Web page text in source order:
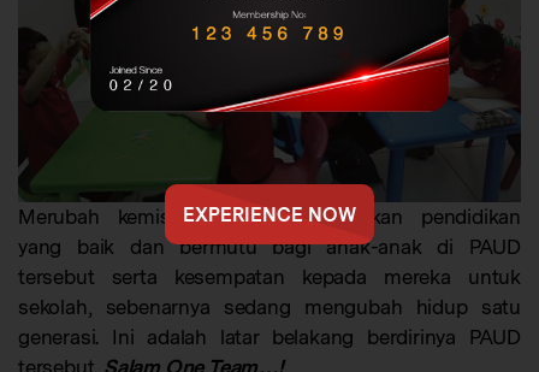
EXPERIENCE NOW
Merubah kemiskinan dan memberikan pendidikan
yang baik dan bermutu bagi anak-anak di PAUD
tersebut serta kesempatan kepada mereka untuk
sekolah, sebenarnya sedang mengubah hidup satu
generasi. Ini adalah latar belakang berdirinya PAUD
tersebut. Salam One Team…!